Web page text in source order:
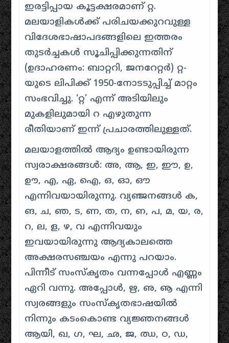
ഇരട്ടിപ്പായ കൂട്ടക്ഷരമാണ് റ്റ.
മലയാളികൾക്ക് പരിചയക്കുറവുള്ള
വിദേശഭാഷാപദങ്ങളിലെ ഇത്തരം
തുടർച്ചകൾ സൂചിപ്പിക്കുന്നതിന്
(ഉദാഹരണം: ബാറ്ററി, ജനറേറ്റർ) റ്റ-
യുടെ ലിപിക്ക് 1950-നോടടുപ്പിച്ച് മാറ്റം
സംഭവിച്ചു. ‘റ്റ’ എന്ന് അടിയിലും
മുകളിലുമായി റ എഴുതുന്ന
രീതിയാണ് ഇന്ന് പ്രചാരത്തിലുള്ളത്.
മലയാളത്തിൽ ആദ്യം ഉണ്ടായിരുന്ന
സ്വരാക്ഷരങ്ങൾ: അ, ആ, ഇ, ഈ, ഉ,
ഊ, എ, ഏ, ഐ, ഒ, ഓ, ഔ
എന്നിവയായിരുന്നു. വ്യഞ്ജനങ്ങൾ ക,
ങ, ച, ഞ, ട, ണ, ത, ന, ഩ, പ, മ, യ, ര,
റ, ല, ള, ഴ, വ എന്നിവയും
ഇവയായിരുന്നു ആദ്യകാലത്തെ
അക്ഷരസഞ്ചയം എന്നു പറയാം.
പിന്നീട് സംസ്കൃതം വന്നപ്പോൾ എണ്ണം
ഏറി വന്നു. അപ്പോൾ, ഋ, ഌ, ൡ എന്നി
സ്വരങ്ങളും സംസ്‌കൃതഭാഷയിൽ
നിന്നും കടംകൊണ്ട വ്യജ്ഞനങ്ങൾ
ആയി, ഖ, ഗ, ഘ, ഛ, ജ, ഝ, ഠ, ഡ,